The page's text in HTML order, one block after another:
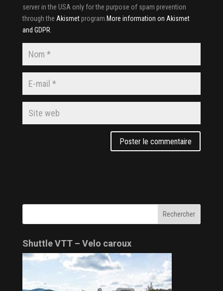
server in the USA only for the purpose of spam prevention
through the Akismetprogram. More information on Akismet
and GDPR
Shuttle VTT – Velo caroux